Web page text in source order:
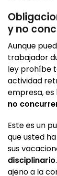
y no
Aunque
trabajador
ley prohíbe
actividad
empresa,
no
Este es un
que usted
sus
disciplinario
ajeno a la